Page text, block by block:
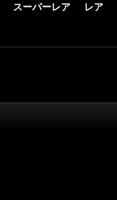
スーパーレア レア